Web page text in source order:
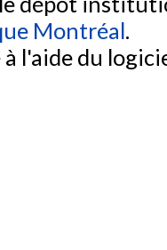
Montréal.
l'aide du